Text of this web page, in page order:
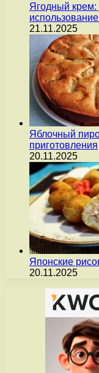
Ягодный крем:
21.11.2025
Яблочный
приготовления
20.11.2025
Японские
20.11.2025